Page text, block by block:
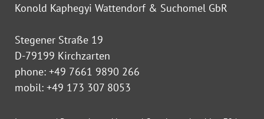
Konold Kaphegyi Wattendorf & Suchomel GbR
Stegener Straße 19
D-79199 Kirchzarten
phone: +49 7661 9890 266
mobil: +49 173 307 8053